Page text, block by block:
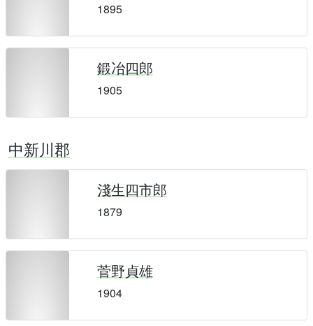
1895
鍛冶四郎
1905
中新川郡
淺生四市郎
1879
菅野貞雄
1904